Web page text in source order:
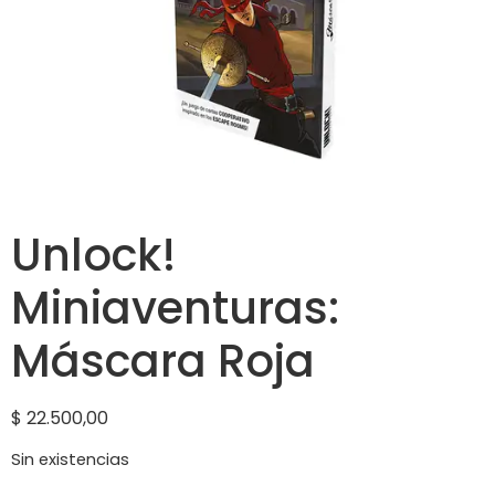
Unlock!
Miniaventuras:
Máscara Roja
$ 22.500,00
Sin existencias